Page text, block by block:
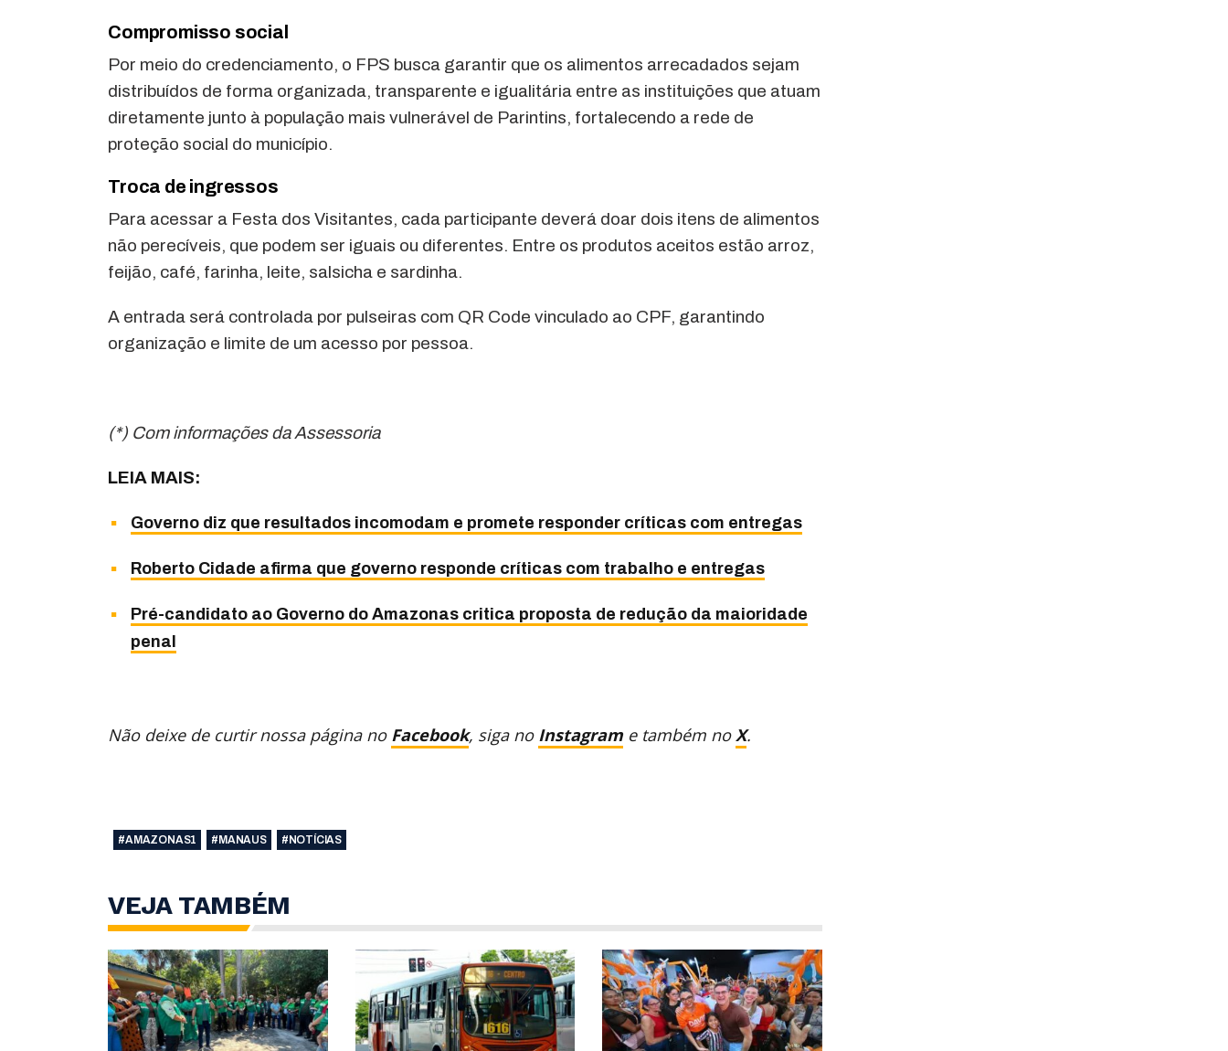
Compromisso social
Por meio do credenciamento, o FPS busca garantir que os alimentos arrecadados sejam
distribuídos de forma organizada, transparente e igualitária entre as instituições que atuam
diretamente junto à população mais vulnerável de Parintins, fortalecendo a rede de
proteção social do município.
Troca de ingressos
Para acessar a Festa dos Visitantes, cada participante deverá doar dois itens de alimentos
não perecíveis, que podem ser iguais ou diferentes. Entre os produtos aceitos estão arroz,
feijão, café, farinha, leite, salsicha e sardinha.
A entrada será controlada por pulseiras com QR Code vinculado ao CPF, garantindo
organização e limite de um acesso por pessoa.
(*) Com informações da Assessoria
LEIA MAIS:
Governo diz que resultados incomodam e promete responder críticas com entregas
Roberto Cidade afirma que governo responde críticas com trabalho e entregas
Pré-candidato ao Governo do Amazonas critica proposta de redução da maioridade
penal
Não deixe de curtir nossa página no Facebook, siga no Instagram e também no X.
#AMAZONAS1 #MANAUS #NOTÍCIAS
VEJA TAMBÉM